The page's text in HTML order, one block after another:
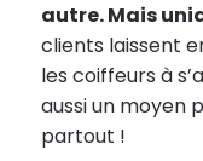
autre. Mais
clients laissent
les coiffeurs à
aussi un moyen
partout !